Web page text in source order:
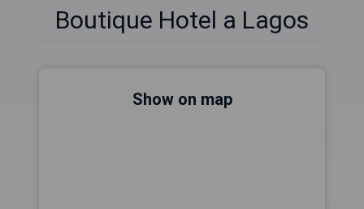
Boutique Hotel a Lagos
Show on map